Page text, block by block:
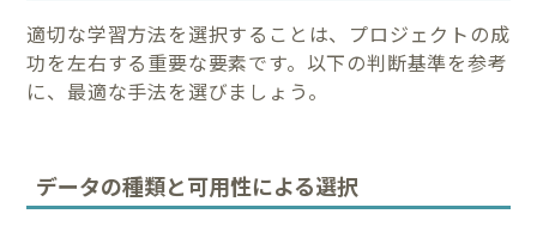
適切な学習方法を選択することは、プロジェクトの成
功を左右する重要な要素です。以下の判断基準を参考
に、最適な手法を選びましょう。
データの種類と可用性による選択